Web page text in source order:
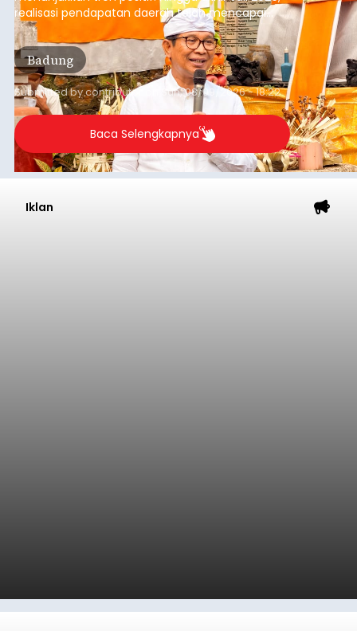
realisasi pendapatan daerah telah mencapai
Rp4,1 triliun atau rata-rata sekitar Rp730 miliar
per bulan, meningkat signifikan dibandingkan
rata-rata penerimaan sebelumnya yang berkisar
Rp350 miliar hingga Rp400 miliar per bulan.
Badung
Submitted bycontributor Sun, 08/09/2026 - 18:22
Baca Selengkapnya
Iklan